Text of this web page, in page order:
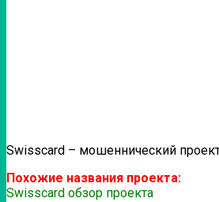
Swisscard – мошеннический
Похожие названия проекта:
Swisscard обзор проекта